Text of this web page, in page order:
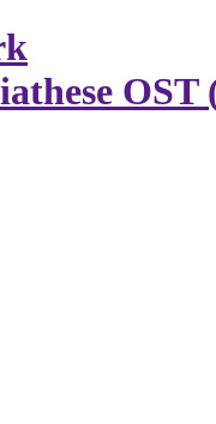
OST